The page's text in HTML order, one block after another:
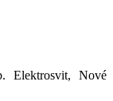
Elektrosvit, Nové